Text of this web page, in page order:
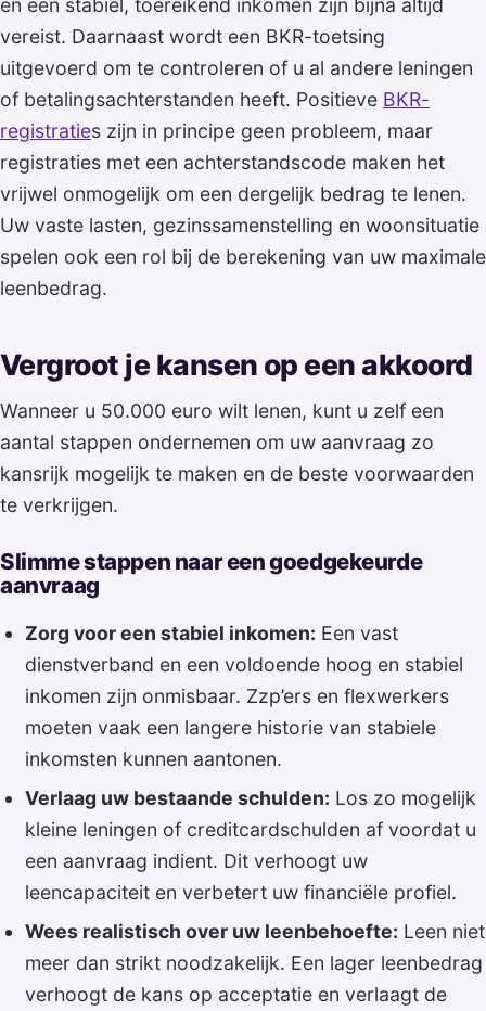
vereist. Daarnaast wordt een BKR-toetsing
uitgevoerd om te controleren of u al andere leningen
of betalingsachterstanden heeft. Positieve BKR-
registraties zijn in principe geen probleem, maar
registraties met een achterstandscode maken het
vrijwel onmogelijk om een dergelijk bedrag te lenen.
Uw vaste lasten, gezinssamenstelling en woonsituatie
spelen ook een rol bij de berekening van uw maximale
leenbedrag.
Vergroot je kansen op een akkoord
Wanneer u 50.000 euro wilt lenen, kunt u zelf een
aantal stappen ondernemen om uw aanvraag zo
kansrijk mogelijk te maken en de beste voorwaarden
te verkrijgen.
Slimme stappen naar een goedgekeurde
aanvraag
Zorg voor een stabiel inkomen: Een vast
dienstverband en een voldoende hoog en stabiel
inkomen zijn onmisbaar. Zzp’ers en flexwerkers
moeten vaak een langere historie van stabiele
inkomsten kunnen aantonen.
Verlaag uw bestaande schulden: Los zo mogelijk
kleine leningen of creditcardschulden af voordat u
een aanvraag indient. Dit verhoogt uw
leencapaciteit en verbetert uw financiële profiel.
Wees realistisch over uw leenbehoefte: Leen niet
meer dan strikt noodzakelijk. Een lager leenbedrag
verhoogt de kans op acceptatie en verlaagt de